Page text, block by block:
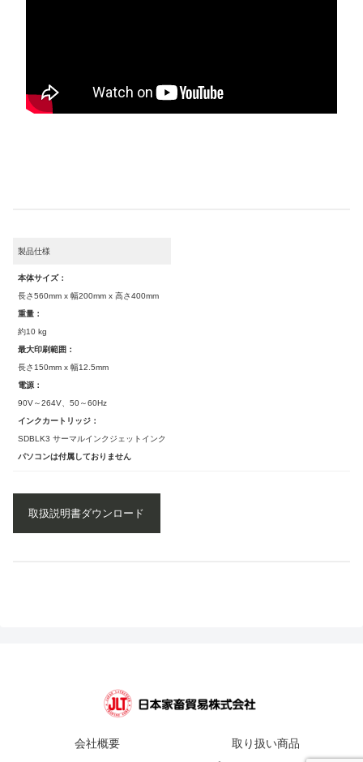
製品仕様
本体サイズ：
長さ560mm x 幅200mm x 高さ400mm
重量：
約10 kg
最大印刷範囲：
長さ150mm x 幅12.5mm
電源：
90V～264V、50～60Hz
インクカートリッジ：
SDBLK3 サーマルインクジェットインク
パソコンは付属しておりません
取扱説明書ダウンロード
会社概要
取り扱い商品